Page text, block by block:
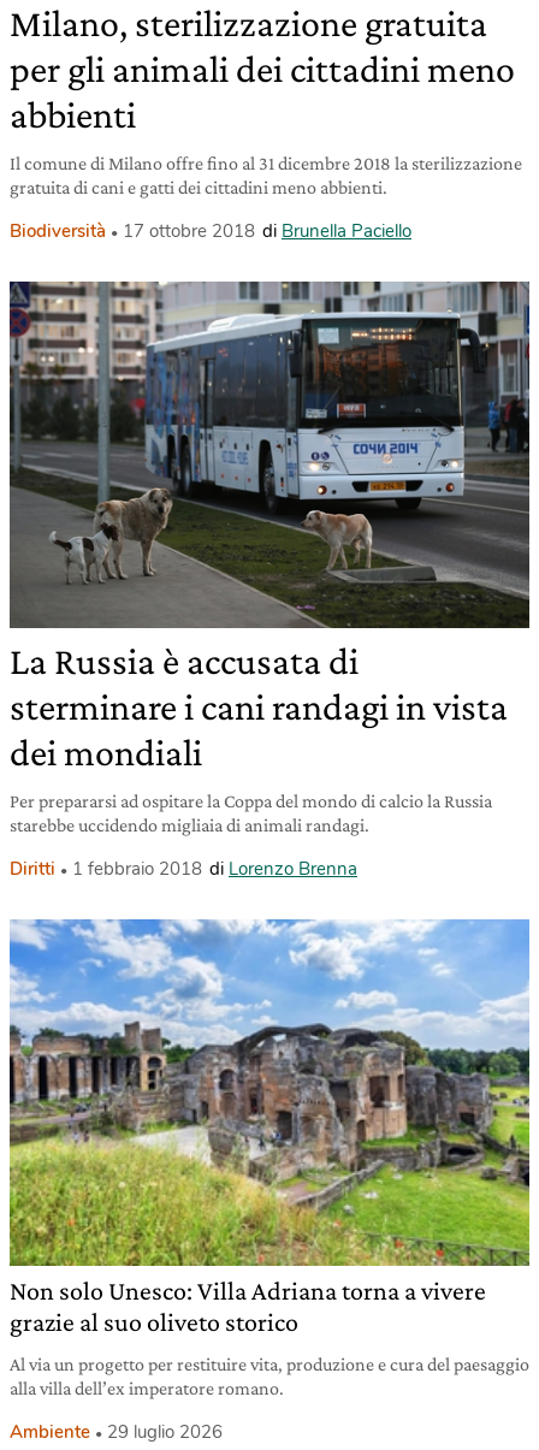
Milano, sterilizzazione gratuita
per gli animali dei cittadini meno
abbienti
Il comune di Milano offre fino al 31 dicembre 2018 la sterilizzazione
gratuita di cani e gatti dei cittadini meno abbienti.
Biodiversità 17 ottobre 2018 di Brunella Paciello
La Russia è accusata di
sterminare i cani randagi in vista
dei mondiali
Per prepararsi ad ospitare la Coppa del mondo di calcio la Russia
starebbe uccidendo migliaia di animali randagi.
Diritti 1 febbraio 2018 di Lorenzo Brenna
Non solo Unesco: Villa Adriana torna a vivere
grazie al suo oliveto storico
Al via un progetto per restituire vita, produzione e cura del paesaggio
alla villa dell’ex imperatore romano.
Ambiente 29 luglio 2026